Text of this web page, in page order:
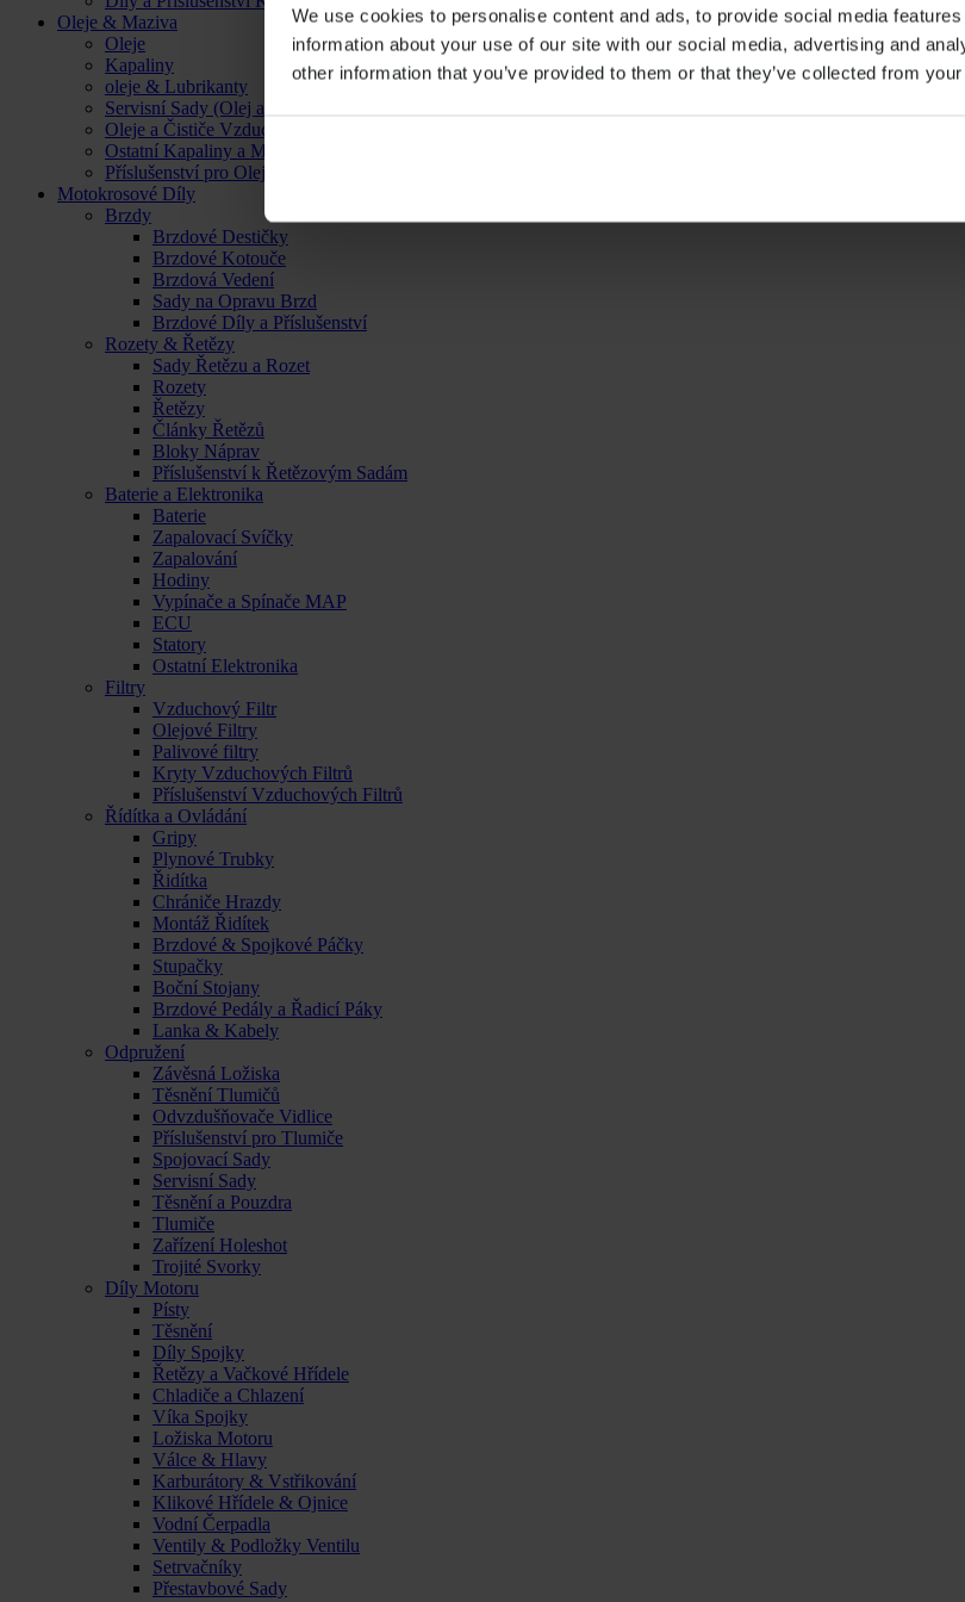
We use cookies to personalise content and ads, to provide social media
information about your use of our site with our social media, advertising and
other information that you’ve provided to them or that they’ve collected from
Oleje & Maziva
Oleje
Kapaliny
oleje & Lubrikanty
Servisní Sady (Olej a Filtr)
Oleje a Čističe Vzduchových Filtrů
Ostatní Kapaliny a Maziva
Příslušenství pro Oleje, Kapaliny a Maziva
Motokrosové Díly
Brzdy
Brzdové Destičky
Brzdové Kotouče
Brzdová Vedení
Sady na Opravu Brzd
Brzdové Díly a Příslušenství
Rozety & Řetězy
Sady Řetězu a Rozet
Rozety
Řetězy
Články Řetězů
Bloky Náprav
Příslušenství k Řetězovým Sadám
Baterie a Elektronika
Baterie
Zapalovací Svíčky
Zapalování
Hodiny
Vypínače a Spínače MAP
ECU
Statory
Ostatní Elektronika
Filtry
Vzduchový Filtr
Olejové Filtry
Palivové filtry
Kryty Vzduchových Filtrů
Příslušenství Vzduchových Filtrů
Řídítka a Ovládání
Gripy
Plynové Trubky
Řidítka
Chrániče Hrazdy
Montáž Řidítek
Brzdové & Spojkové Páčky
Stupačky
Boční Stojany
Brzdové Pedály a Řadicí Páky
Lanka & Kabely
Odpružení
Závěsná Ložiska
Těsnění Tlumičů
Odvzdušňovače Vidlice
Příslušenství pro Tlumiče
Spojovací Sady
Servisní Sady
Těsnění a Pouzdra
Tlumiče
Zařízení Holeshot
Trojité Svorky
Díly Motoru
Písty
Těsnění
Díly Spojky
Řetězy a Vačkové Hřídele
Chladiče a Chlazení
Víka Spojky
Ložiska Motoru
Válce & Hlavy
Karburátory & Vstřikování
Klikové Hřídele & Ojnice
Vodní Čerpadla
Ventily & Podložky Ventilu
Setrvačníky
Přestavbové Sady